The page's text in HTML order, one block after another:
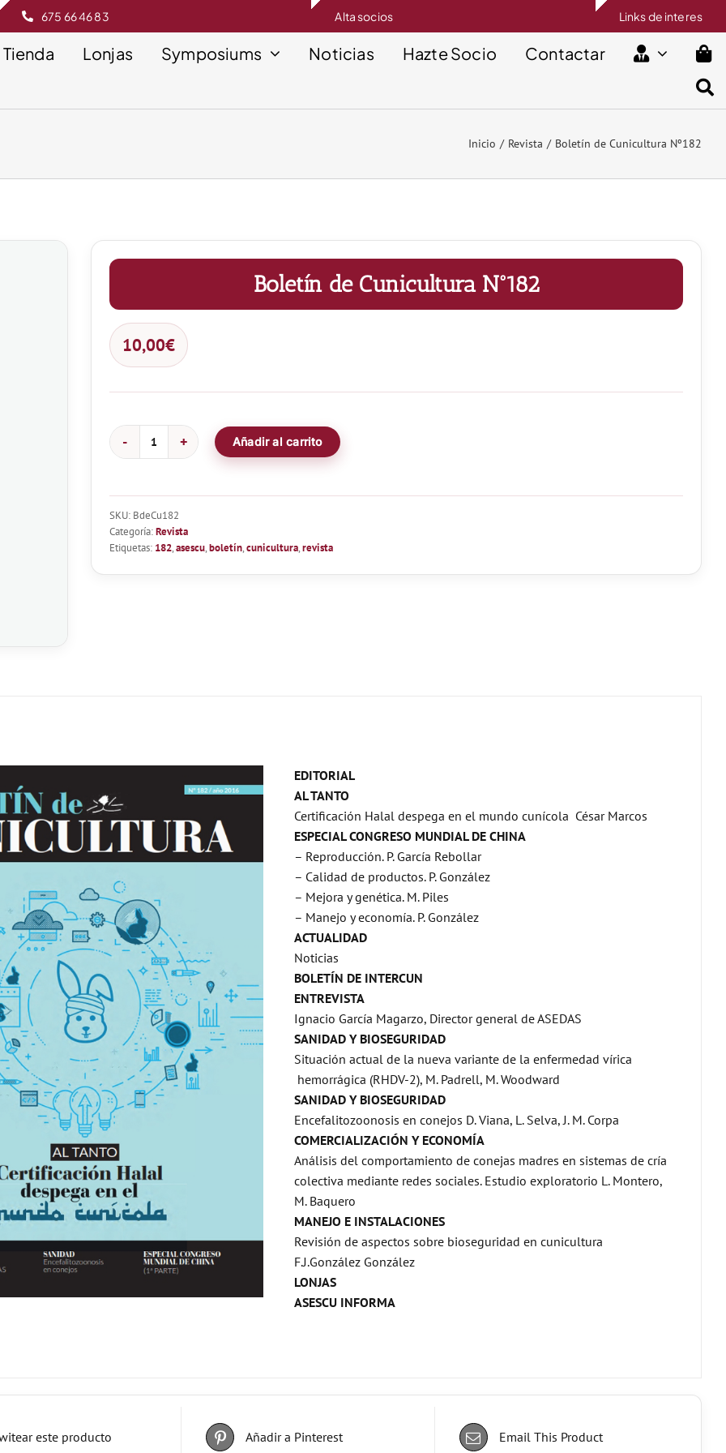
675 66 46 83 Alta socios Links de interes
Tienda Lonjas Symposiums Noticias Hazte Socio Contactar
Inicio Revista Boletín de Cunicultura Nº182
Boletín de Cunicultura Nº182
10,00€
Boletín
Nº182
cantidad
Añadir al carrito
SKU: BdeCu182
Categoría:Revista
Etiquetas: 182,asescu,boletín,cunicultura,revista
EDITORIAL
AL TANTO
Certificación Halal despega en el mundo cunícola César Marcos
ESPECIAL CONGRESO MUNDIAL DE CHINA
– Reproducción. P. García Rebollar
– Calidad de productos. P. González
– Mejora y genética. M. Piles
– Manejo y economía. P. González
ACTUALIDAD
Noticias
BOLETÍN DE INTERCUN
ENTREVISTA
Ignacio García Magarzo, Director general de ASEDAS
SANIDAD Y BIOSEGURIDAD
Situación actual de la nueva variante de la enfermedad vírica
hemorrágica (RHDV-2), M. Padrell, M. Woodward
SANIDAD Y BIOSEGURIDAD
Encefalitozoonosis en conejos D. Viana, L. Selva, J. M. Corpa
COMERCIALIZACIÓN Y ECONOMÍA
Análisis del comportamiento de conejas madres en sistemas de cría
colectiva mediante redes sociales. Estudio exploratorio L. Montero,
M. Baquero
MANEJO E INSTALACIONES
Revisión de aspectos sobre bioseguridad en cunicultura
F.J.González González
LONJAS
ASESCU INFORMA
este producto Añadir a Pinterest Email This Product